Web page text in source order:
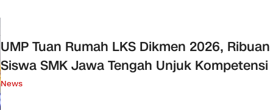
UMP Tuan Rumah LKS Dikmen 2026, Ribuan
Siswa SMK Jawa Tengah Unjuk Kompetensi
News